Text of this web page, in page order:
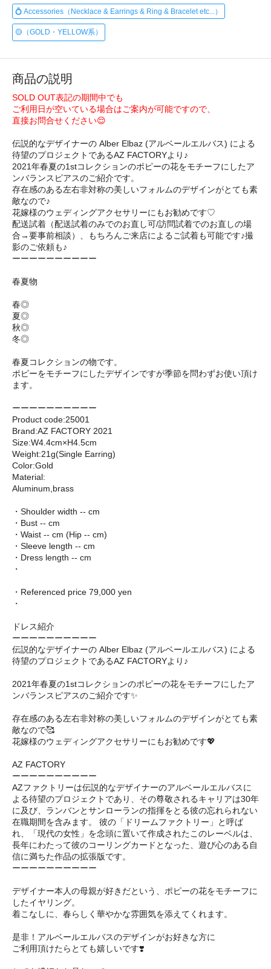
💍 Accessories（Necklace & Earrings & Ring & Bracelet etc...）
🟡（GOLD・YELLOW系）
商品の説明
SOLD OUT表記の期間中でも
ご利用日が空いている場合はご案内が可能ですので、
直接お問合せください😌
伝説的なデザイナーの Alber Elbaz (アルベールエルバス) による
待望のプロジェクトであるAZ FACTORYより♪
2021年春夏の1stコレクションのポピーの花をモチーフにしたア
ンバランスピアスのご紹介です。
存在感のある左右非対称の美しいフォルムのデザインがとても素
敵なので♪
花嫁様のウェディングアクセサリーにもお勧めです♡
配送試着（配送試着のみでのお直し可/訪問試着でのお直しの場
合→要事前相談）、もちろんご来店によるご試着も可能です♪撮
影のご依頼も♪
ーーーーーーーーーー
春夏物
春◎
夏◎
秋◎
冬◎
春夏コレクションの物です。
ポピーをモチーフにしたデザインですが季節を問わずお使い頂け
ます。
ーーーーーーーーーー
Product code:25001
Brand:AZ FACTORY 2021
Size:W4.4cm×H4.5cm
Weight:21g(Single Earring)
Color:Gold
Material:
Aluminum,brass
・Shoulder width -- cm
・Bust -- cm
・Waist -- cm (Hip -- cm)
・Sleeve length -- cm
・Dress length -- cm
・
・Referenced price 79,000 yen
・
ドレス紹介
ーーーーーーーーーー
伝説的なデザイナーの Alber Elbaz (アルベールエルバス) による
待望のプロジェクトであるAZ FACTORYより♪
2021年春夏の1stコレクションのポピーの花をモチーフにしたア
ンバランスピアスのご紹介です✨
存在感のある左右非対称の美しいフォルムのデザインがとても素
敵なので🥰
花嫁様のウェディングアクセサリーにもお勧めです💖
AZ FACTORY
ーーーーーーーーーー
AZファクトリーは伝説的なデザイナーのアルベールエルバスに
よる待望のプロジェクトであり、その尊敬されるキャリアは30年
に及び、ランバンとサンローランの指揮をとる彼の忘れられない
在職期間を含みます。 彼の「ドリームファクトリー」と呼ば
れ、「現代の女性」を念頭に置いて作成されたこのレーベルは、
長年にわたって彼のコーリングカードとなった、遊び心のある自
信に満ちた作品の拡張版です。
ーーーーーーーーーー
デザイナー本人の母親が好きだという、ポピーの花をモチーフに
したイヤリング。
着こなしに、春らしく華やかな雰囲気を添えてくれます。
是非！アルベールエルバスのデザインがお好きな方に
ご利用頂けたらとても嬉しいです❣️